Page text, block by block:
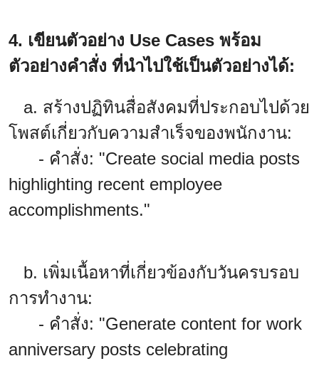
4. เขียนตัวอย่าง Use Cases พร้อม
ตัวอย่างคำสั่ง ที่นำไปใช้เป็นตัวอย่างได้:
a. สร้างปฏิทินสื่อสังคมที่ประกอบไปด้วย
โพสต์เกี่ยวกับความสำเร็จของพนักงาน:
- คำสั่ง: "Create social media posts
highlighting recent employee
accomplishments."
b. เพิ่มเนื้อหาที่เกี่ยวข้องกับวันครบรอบ
การทำงาน:
- คำสั่ง: "Generate content for work
anniversary posts celebrating